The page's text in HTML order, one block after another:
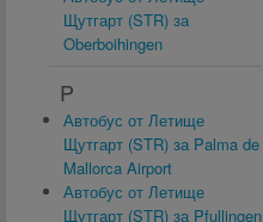
Щутгарт (STR) за
Oberboihingen
P
Автобус от Летище
Щутгарт (STR) за Palma de
Mallorca Airport
Автобус от Летище
Щутгарт (STR) за Pfullingen